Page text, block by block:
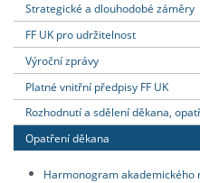
Strategické a dlouhodobé záměry
FF UK pro udržitelnost
Výroční zprávy
Platné vnitřní předpisy FF UK
Rozhodnutí a sdělení děkana,
Opatření děkana
Harmonogram akademického